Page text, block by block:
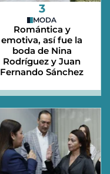
3
MODA
Romántica y
emotiva, así fue la
boda de Nina
Rodríguez y Juan
Fernando Sánchez